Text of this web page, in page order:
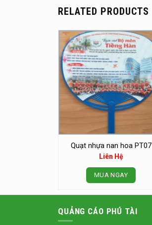
RELATED PRODUCTS
Quạt nhựa nan hoa PT07
Liên Hệ
MUA NGAY
QUẢNG CÁO PHÚ TÀI